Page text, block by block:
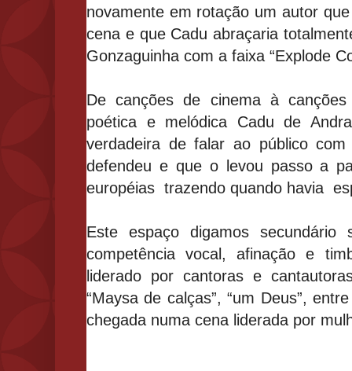
novamente em rotação um autor
cena e que Cadu abraçaria
Gonzaguinha com a faixa “Explode
De canções de cinema à
poética e melódica Cadu de
verdadeira de falar ao público
defendeu e que o levou passo a
européias trazendo quando havia
Este espaço digamos secundário
competência vocal, afinação e
liderado por cantoras e
“Maysa de calças”, “um Deus”,
chegada numa cena liderada por